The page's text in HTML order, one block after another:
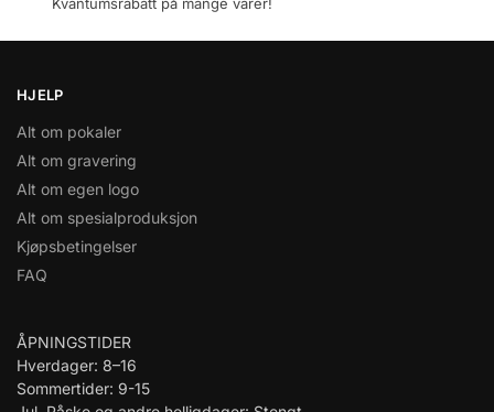
HJELP
Alt om pokaler
Alt om gravering
Alt om egen logo
Alt om spesialproduksjon
Kjøpsbetingelser
FAQ
ÅPNINGSTIDER
Hverdager: 8–16
Sommertider: 9-15